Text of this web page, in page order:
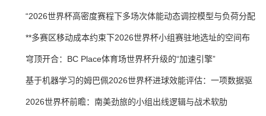
2026-
“2026世界杯高密度赛程下多场次体能动态调控模型与负荷分配
策略研究”
2026-
**多赛区移动成本约束下2026世界杯小组赛驻地选址的空间布
局优化研究**
2026-
穹顶开合：BC Place体育场世界杯升级的“加速引擎”
2026-
基于机器学习的姆巴佩2026世界杯进球效能评估：一项数据驱
动预测
2026-
2026世界杯前瞻：南美劲旅的小组出线逻辑与战术软肋